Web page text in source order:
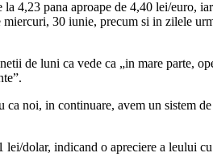
4,23 pana aproape de 4,40 lei/euro,
30 iunie, precum si in zilele
de luni ca vede ca „in mare parte,
noi, in continuare, avem un sistem
dolar, indicand o apreciere a leului